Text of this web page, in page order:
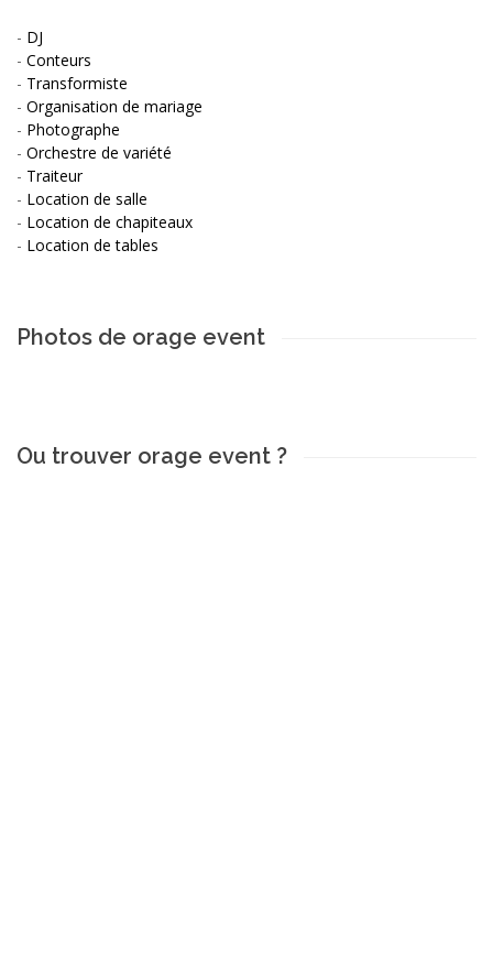
- DJ
- Conteurs
- Transformiste
- Organisation de mariage
- Photographe
- Orchestre de variété
- Traiteur
- Location de salle
- Location de chapiteaux
- Location de tables
Photos de orage event
Ou trouver orage event ?